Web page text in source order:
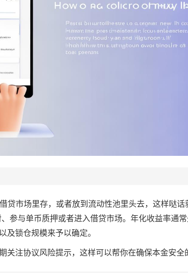
贷市场里存，或者放到流动性池里头去，这样哒
参与单币质押或者进入借贷市场。年化收益率通
及锁仓规模来予以确定。
关注协议风险提示，这样可以帮你在确保本金安全